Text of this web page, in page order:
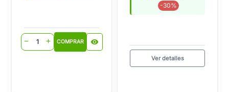
remove add COMPRAR visibility
-30%
Ver detalles